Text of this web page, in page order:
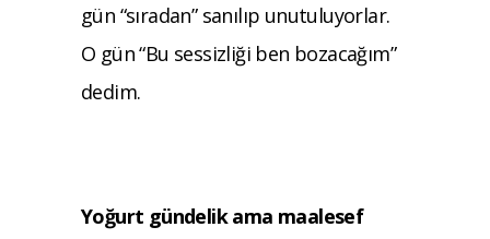
gün “sıradan” sanılıp unutuluyorlar.
O gün “Bu sessizliği ben bozacağım”
dedim.
Yoğurt gündelik ama maalesef